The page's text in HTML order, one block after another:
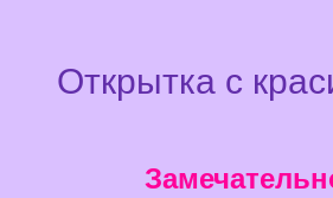
Открытка с